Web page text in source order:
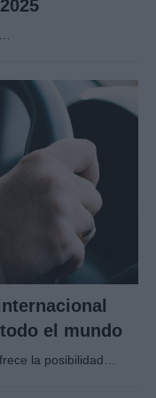
el mundo
la posibilidad…